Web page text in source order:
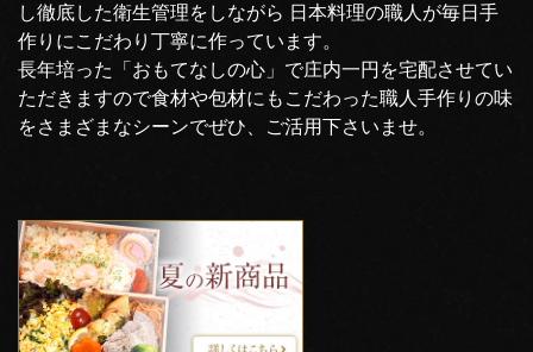
し徹底した衛生管理をしながら 日本料理の職人が毎日手
作りにこだわり丁寧に作っています。
長年培った「おもてなしの心」で庄内一円を宅配させてい
ただきますので食材や包材にもこだわった職人手作りの味
をさまざまなシーンでぜひ、ご活用下さいませ。